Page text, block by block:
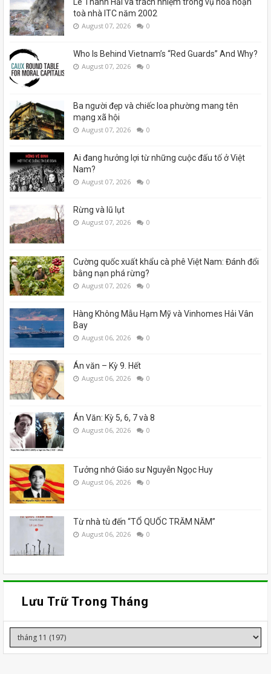
toà nhà ITC năm 2002
August 07, 2026 0
Who Is Behind Vietnam’s “Red Guards” And Why?
August 07, 2026 0
Ba người đẹp và chiếc loa phường mang tên
mạng xã hội
August 07, 2026 0
Ai đang hưởng lợi từ những cuộc đấu tố ở Việt
Nam?
August 07, 2026 0
Rừng và lũ lụt
August 07, 2026 0
Cường quốc xuất khẩu cà phê Việt Nam: Đánh đổi
bằng nạn phá rừng?
August 07, 2026 0
Hàng Không Mẫu Hạm Mỹ và Vinhomes Hải Vân
Bay
August 06, 2026 0
Án văn – Kỳ 9. Hết
August 06, 2026 0
Án Văn: Kỳ 5, 6, 7 và 8
August 06, 2026 0
Tưởng nhớ Giáo sư Nguyễn Ngọc Huy
August 06, 2026 0
Từ nhà tù đến “TỔ QUỐC TRĂM NĂM”
August 06, 2026 0
Lưu Trữ Trong Tháng